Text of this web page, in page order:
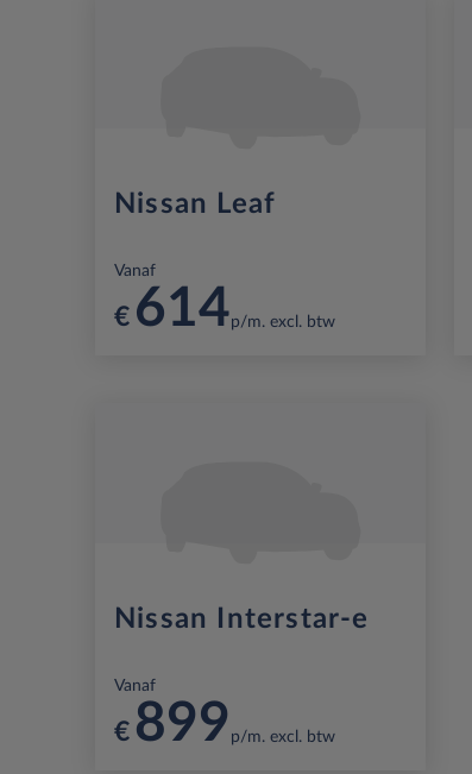
Nissan Leaf
Vanaf
€ 614p/m. excl. btw
Nissan Interstar-e
Vanaf
€ 899 p/m. excl. btw